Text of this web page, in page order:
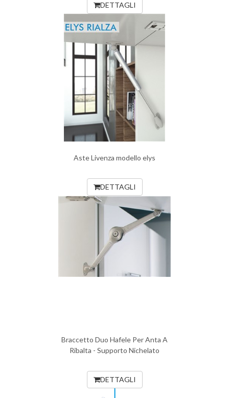
DETTAGLI
Aste Livenza modello elys
DETTAGLI
Braccetto Duo Hafele Per Anta A
Ribalta - Supporto Nichelato
DETTAGLI